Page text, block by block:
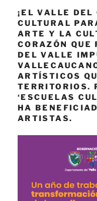
¡EL VALLE DEL
CULTURAL
ARTE Y LA
CORAZÓN QUE
DEL VALLE
ARTÍSTICOS
TERRITORIOS.
‘ESCUELAS
HA
ARTISTAS.